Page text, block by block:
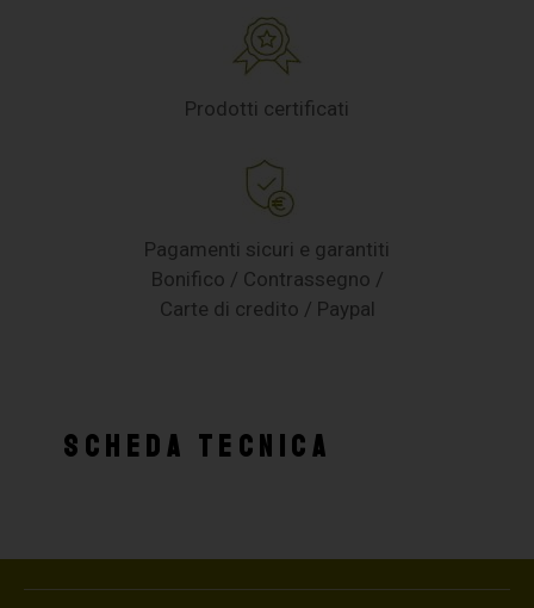
Prodotti certificati
Pagamenti sicuri e garantiti
Bonifico / Contrassegno /
Carte di credito / Paypal
SCHEDA TECNICA